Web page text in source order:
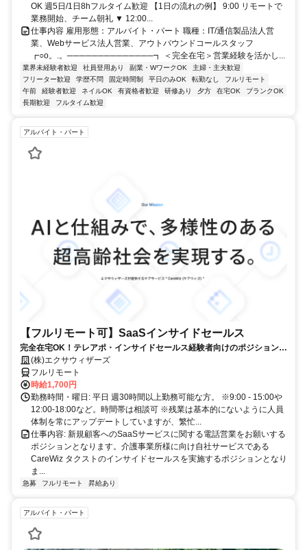
OK 週5日/1日8hフルタイム歓迎 【1日の流れの例】 9:00 リモートで
業務開始、チーム朝礼 ▼ 12:00...
仕事内容 雇用形態：アルバイト・パート 職種：IT/通信製品法人営
業、Webサービス法人営業、アウトバウンドコールスタッフ
┏○o。.。──────────────┓ ＜完全在宅＞営業経験を活かし...
業界未経験者歓迎 社員登用あり 副業・WワークOK
主婦・主夫歓迎
フリーター歓迎
学歴不問 固定時間制 平日のみOK 転勤なし
フルリモート
午前
経験者歓迎 ネイルOK 有資格者歓迎 研修あり 夕方 在宅OK
ブランクOK
長期歓迎
フルタイム歓迎
アルバイト・パート
【フルリモート可】SaaSインサイドセールス
完全在宅OK！テレアポ・インサイドセールス経験者向けのポジションで
す！(株)エクサウィザーズ
フルリモート
時給1,700円
勤務時間・曜日: 平日 週30時間以上勤務可能な方。 ※9:00 - 15:00や
12:00-18:00など。時間帯は相談可 ※残業は基本的にないように人員
体制を常にアップデートしていますが、繁忙...
仕事内容: 新規顧客へのSaaSサービスに関する電話営業をお願いする
ポジションとなります。介護事業所様に向け自社サービスである
CareWiz タクストのインサイドセールスを実施するポジションとなり
ま...
急募 フルリモート 昇給あり
アルバイト・パート